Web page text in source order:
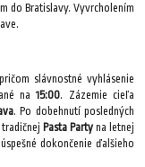
do Bratislavy. Vyvrcholením
slávnostné vyhlásenie
na15:00. Zázemie cieľa
. Po dobehnutí posledných
Pasta Party na letnej
dokončenie ďalšieho